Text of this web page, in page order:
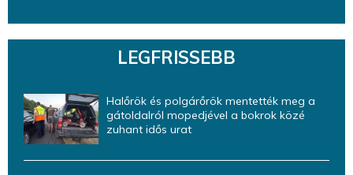
LEGFRISSEBB
Halőrök és polgárőrök mentették meg a
gátoldalról mopedjével a bokrok közé
zuhant idős urat